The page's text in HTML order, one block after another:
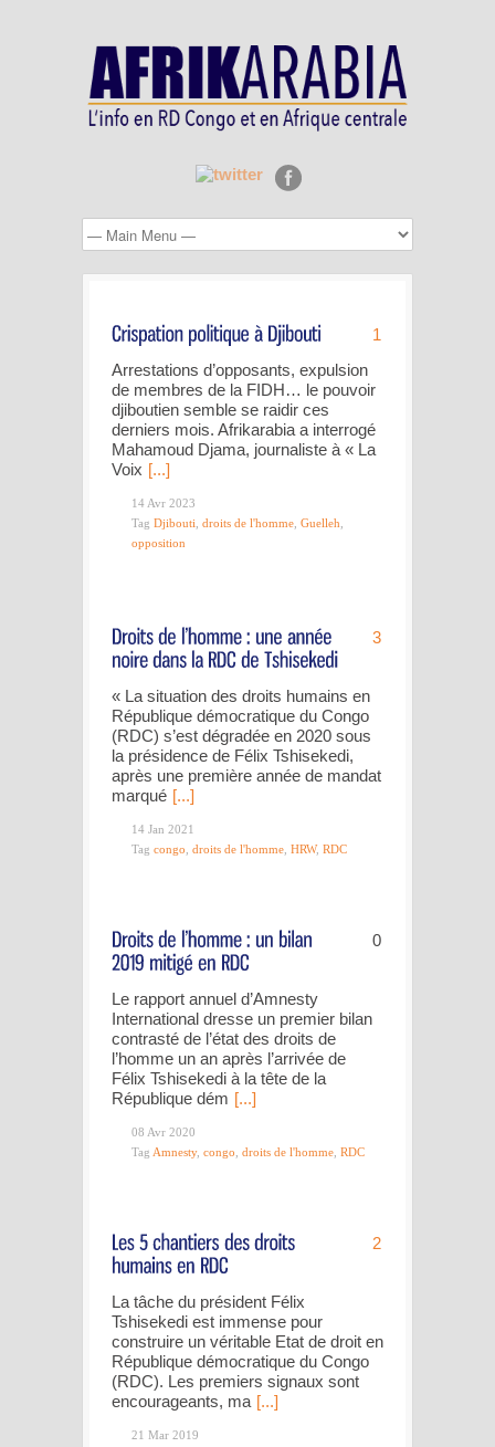
1
Arrestations d’opposants, expulsion
de membres de la FIDH… le pouvoir
djiboutien semble se raidir ces
derniers mois. Afrikarabia a interrogé
Mahamoud Djama, journaliste à « La
Voix [...]
14 Avr 2023
Tag Djibouti droits de l'homme Guelleh
opposition
3
« La situation des droits humains en
République démocratique du Congo
(RDC) s’est dégradée en 2020 sous
la présidence de Félix Tshisekedi,
après une première année de mandat
marqué [...]
14 Jan 2021
Tag congo droits de l'homme HRW, RDC
0
Le rapport annuel d’Amnesty
International dresse un premier bilan
contrasté de l’état des droits de
l’homme un an après l’arrivée de
Félix Tshisekedi à la tête de la
République dém [...]
08 Avr 2020
Tag Amnesty, congo droits de l'homme RDC
2
La tâche du président Félix
Tshisekedi est immense pour
construire un véritable Etat de droit en
République démocratique du Congo
(RDC). Les premiers signaux sont
encourageants, ma [...]
21 Mar 2019